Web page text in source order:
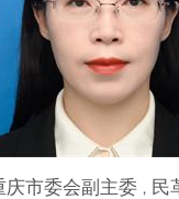
庆市委会副主委 ， 民